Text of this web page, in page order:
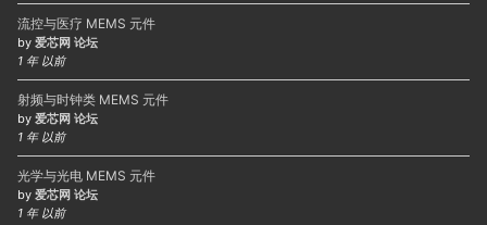
流控与医疗 MEMS 元件
by 爱芯网 论坛
1 年 以前
射频与时钟类 MEMS 元件
by 爱芯网 论坛
1 年 以前
光学与光电 MEMS 元件
by 爱芯网 论坛
1 年 以前